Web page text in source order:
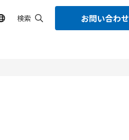
検索 お問い合わせ